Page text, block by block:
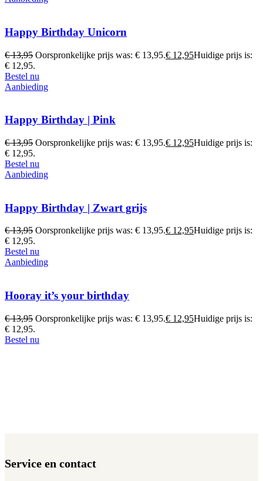
Happy Birthday Unicorn
€13,95 Oorspronkelijke prijs was: € 13,95.€ 12,95Huidige prijs is:
€ 12,95.
Bestel nu
Aanbieding
Happy Birthday | Pink
€13,95 Oorspronkelijke prijs was: € 13,95.€ 12,95Huidige prijs is:
€ 12,95.
Bestel nu
Aanbieding
Happy Birthday | Zwart grijs
€13,95 Oorspronkelijke prijs was: € 13,95.€ 12,95Huidige prijs is:
€ 12,95.
Bestel nu
Aanbieding
Hooray it’s your birthday
€13,95 Oorspronkelijke prijs was: € 13,95.€ 12,95Huidige prijs is:
€ 12,95.
Bestel nu
Service en contact